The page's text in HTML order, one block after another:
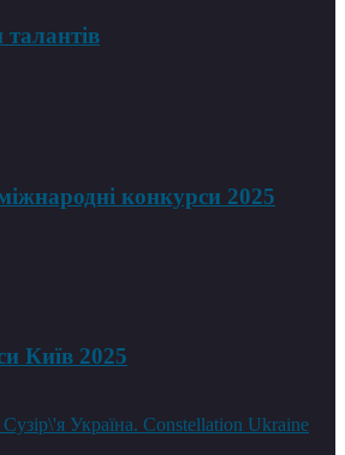
конкурси 2025
Київ 2025